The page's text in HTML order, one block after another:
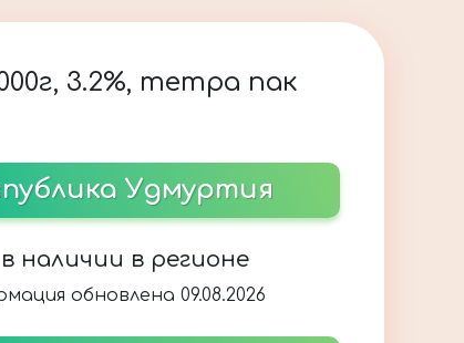
3.2%, тетра пак
Удмуртия
наличии в регионе
обновлена 09.08.2026